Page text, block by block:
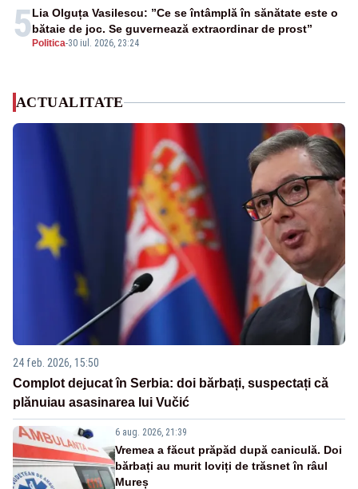
5 Politica-30 iul. 2026, 23:24
Lia Olguța Vasilescu: ”Ce se întâmplă în sănătate este o
bătaie de joc. Se guvernează extraordinar de prost”
ACTUALITATE
24 feb. 2026, 15:50
Complot dejucat în Serbia: doi bărbați, suspectați că
plănuiau asasinarea lui Vučić
6 aug. 2026, 21:39
Vremea a făcut prăpăd după caniculă. Doi
bărbați au murit loviți de trăsnet în râul
Mureș